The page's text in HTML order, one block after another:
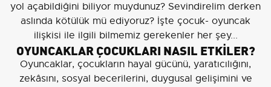
yol açabildiğini biliyor muydunuz? Sevindirelim derken
aslında kötülük mü ediyoruz? İşte çocuk- oyuncak
ilişkisi ile ilgili bilmemiz gerekenler her şey...
OYUNCAKLAR ÇOCUKLARI NASIL ETKİLER?
Oyuncaklar, çocukların hayal gücünü, yaratıcılığını,
zekâsını, sosyal becerilerini, duygusal gelişimini ve